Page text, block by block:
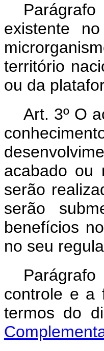
existente
território
ou da
Art. 3º O
acabado ou
serão
serão
benefícios
no seu
controle e a
termos do